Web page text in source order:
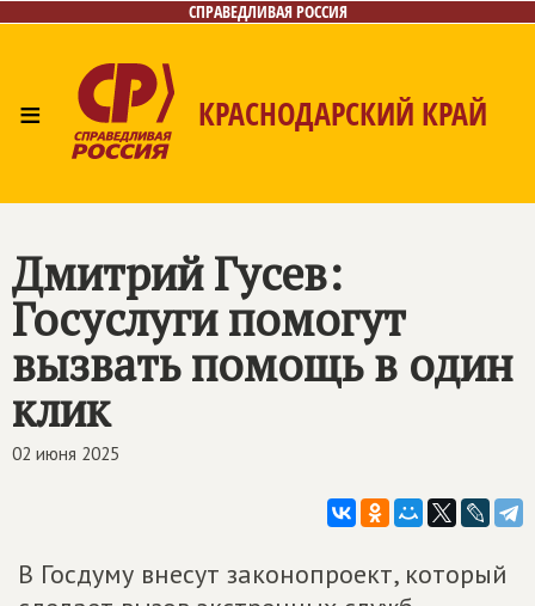
СПРАВЕДЛИВАЯ РОССИЯ
≡ КРАСНОДАРСКИЙ КРАЙ
Контакты
Дмитрий Гусев:
Госуслуги помогут
вызвать помощь в один
клик
02 июня 2025
В Госдуму внесут законопроект, который